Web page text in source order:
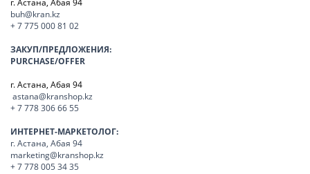
г. Астана, Абая 94
buh@kran.kz
+ 7 775 000 81 02
ЗАКУП/ПРЕДЛОЖЕНИЯ:
PURCHASE/OFFER
г. Астана, Абая 94
astana@kranshop.kz
+ 7 778 306 66 55
ИНТЕРНЕТ-МАРКЕТОЛОГ:
г. Астана, Абая 94
marketing@kranshop.kz
+ 7 778 005 34 35